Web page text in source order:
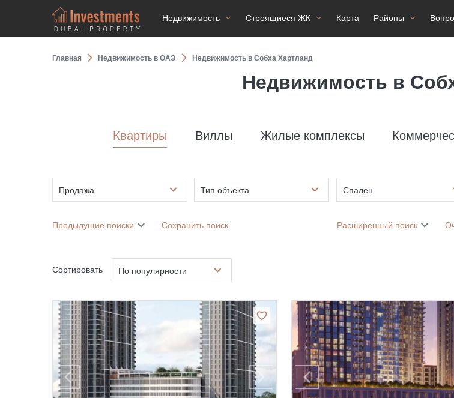
Недвижимость Строящиеся ЖК Карта Районы
Главная Недвижимость в ОАЭ Недвижимость в Собха Хартланд
Недвижимость в
Квартиры Виллы Жилые комплексы
Продажа Тип объекта Спален
Предыдущие поиски Сохранить поиск Расширенный поиск
Сортировать По популярности